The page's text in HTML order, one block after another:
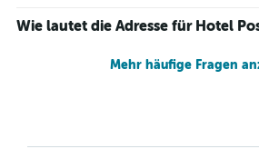
Wie lautet die Adresse für Hotel
Mehr häufige Fragen